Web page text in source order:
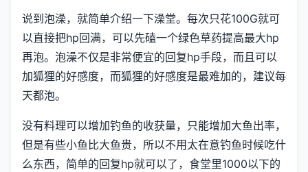
说到泡澡，就简单介绍一下澡堂。每次只花100G就可
以直接把hp回满，可以先磕一个绿色草药提高最大hp
再泡。泡澡不仅是非常便宜的回复hp手段，而且可以
加狐狸的好感度，而狐狸的好感度是最难加的，建议每
天都泡。
没有料理可以增加钓鱼的收获量，只能增加大鱼出率，
但是有些小鱼比大鱼贵，所以不用太在意钓鱼时候吃什
么东西，简单的回复hp就可以了，食堂里1000以下的